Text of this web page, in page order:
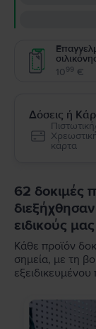
1099 €
Δόσεις ή
κάρτα
62 δοκιμές
ειδικούς μας
Κάθε προϊόν
σημεία, με τη